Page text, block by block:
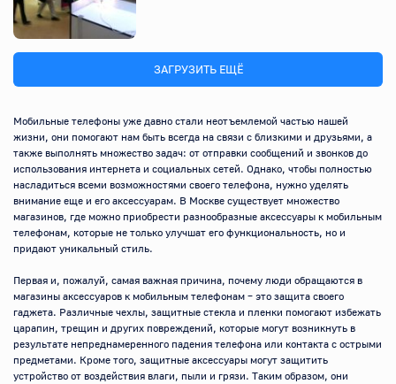
ЗАГРУЗИТЬ ЕЩЁ
Мобильные телефоны уже давно стали неотъемлемой частью нашей
жизни, они помогают нам быть всегда на связи с близкими и друзьями, а
также выполнять множество задач: от отправки сообщений и звонков до
использования интернета и социальных сетей. Однако, чтобы полностью
насладиться всеми возможностями своего телефона, нужно уделять
внимание еще и его аксессуарам. В Москве существует множество
магазинов, где можно приобрести разнообразные аксессуары к мобильным
телефонам, которые не только улучшат его функциональность, но и
придают уникальный стиль.
Первая и, пожалуй, самая важная причина, почему люди обращаются в
магазины аксессуаров к мобильным телефонам – это защита своего
гаджета. Различные чехлы, защитные стекла и пленки помогают избежать
царапин, трещин и других повреждений, которые могут возникнуть в
результате непреднамеренного падения телефона или контакта с острыми
предметами. Кроме того, защитные аксессуары могут защитить
устройство от воздействия влаги, пыли и грязи. Таким образом, они